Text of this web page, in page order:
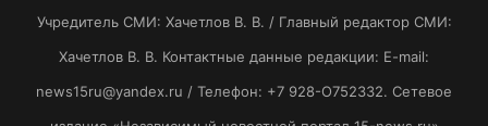
Учредитель СМИ: Хaчeтлoв B. B. / Главный редактор СМИ:
Хaчeтлoв B. B. Контактные данные редакции: E-mail:
news15ru@yandex.ru / Телефон: +7 928-O752332. Сетевое